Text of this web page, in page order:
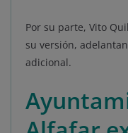
Por su parte, Vito
su versión,
adicional.